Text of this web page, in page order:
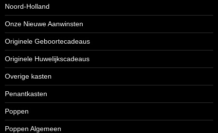
Noord-Holland
Onze Nieuwe Aanwinsten
Originele Geboortecadeaus
Originele Huwelijkscadeaus
Overige kasten
Penantkasten
Poppen
Poppen Algemeen